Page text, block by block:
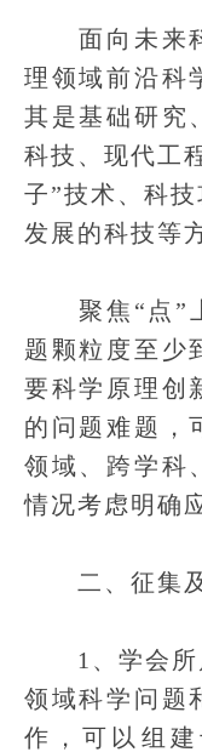
面向未来科
理领域前沿科
其是基础研究
科技、现代工
子”技术、科
发展的科技等
聚焦“点”上
题颗粒度至少
要科学原理创
的问题难题，
领域、跨学科
情况考虑明确
二、征集及
1、学会所
领域科学问题
作，可以组